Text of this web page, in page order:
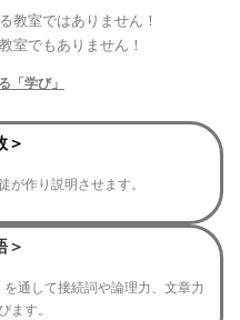
教室ではありません！
室でもありません！
「学び」
＞
が作り説明させます。
＞
通して接続詞や論理力、文章力
ます。